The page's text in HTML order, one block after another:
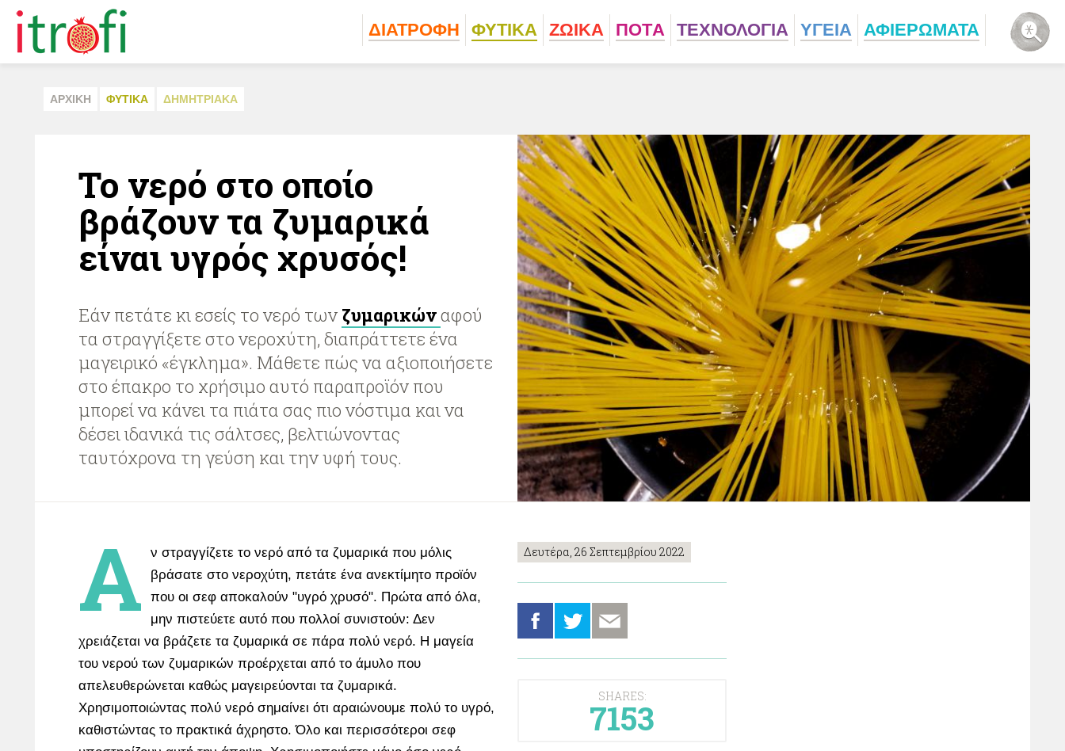
ΔΙΑΤΡΟΦΗ ΦΥΤΙΚA ΖΩΙΚA ΠΟΤA ΤΕΧΝΟΛΟΓΙΑ ΥΓΕΙΑ ΑΦΙΕΡΩΜΑΤΑ
ΑΡΧΙΚΗ ΦΥΤΙΚA ΔΗΜΗΤΡΙΑΚA
Το νερό στο οποίο
βράζουν τα ζυμαρικά
είναι υγρός χρυσός!
Εάν πετάτε κι εσείς το νερό των ζυμαρικώναφού
τα στραγγίξετε στο νεροχύτη, διαπράττετε ένα
μαγειρικό «έγκλημα». Μάθετε πώς να αξιοποιήσετε
στο έπακρο το χρήσιμο αυτό παραπροϊόν που
μπορεί να κάνει τα πιάτα σας πιο νόστιμα και να
δέσει ιδανικά τις σάλτσες, βελτιώνοντας
ταυτόχρονα τη γεύση και την υφή τους.
Δευτέρα, 26 Σεπτεμβρίου 2022
SHARES:
7153
Α
ν στραγγίζετε το νερό από τα ζυμαρικά που μόλις
βράσατε στο νεροχύτη, πετάτε ένα ανεκτίμητο προϊόν
που οι σεφ αποκαλούν "υγρό χρυσό". Πρώτα από όλα,
μην πιστεύετε αυτό που πολλοί συνιστούν: Δεν
χρειάζεται να βράζετε τα ζυμαρικά σε πάρα πολύ νερό. Η μαγεία
του νερού των ζυμαρικών προέρχεται από το άμυλο που
απελευθερώνεται καθώς μαγειρεύονται τα ζυμαρικά.
Χρησιμοποιώντας πολύ νερό σημαίνει ότι αραιώνουμε πολύ το υγρό,
καθιστώντας το πρακτικά άχρηστο. Όλο και περισσότεροι σεφ